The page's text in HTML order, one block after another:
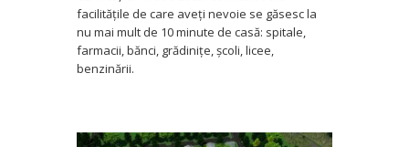
facilităţile de care aveţi nevoie se găsesc la
nu mai mult de 10 minute de casă: spitale,
farmacii, bănci, grădiniţe, şcoli, licee,
benzinării.